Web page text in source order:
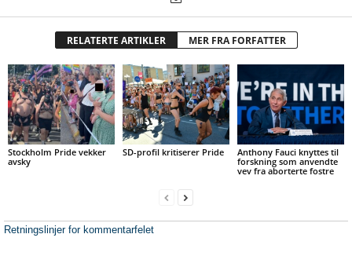
RELATERTE ARTIKLER MER FRA FORFATTER
Stockholm Pride vekker
avsky
SD-profil kritiserer Pride
Anthony Fauci knyttes til
forskning som anvendte
vev fra aborterte fostre
Retningslinjer for kommentarfelet